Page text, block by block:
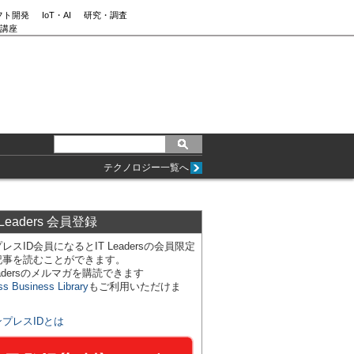
ト開発 IoT・AI
研究・調査
座
テクノロジー一覧へ
会員登録
スID会員になるとIT Leadersの会員限定
を読むことができます。
のメルマガを購読できます
Business Libraryもご利用いただけま
プレスIDとは